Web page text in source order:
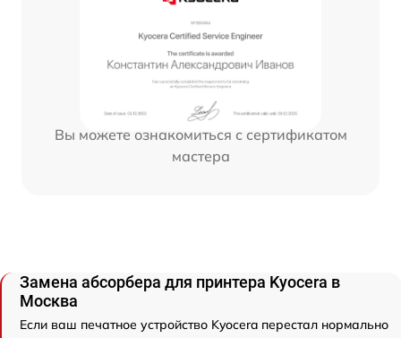
Вы можете ознакомиться с сертификатом
мастера
Замена абсорбера для принтера Kyocera в
Москва
Если ваш печатное устройство Kyocera перестал нормально